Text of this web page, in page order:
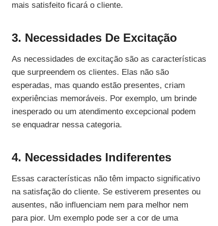
mais satisfeito ficará o cliente.
3. Necessidades De Excitação
As necessidades de excitação são as características
que surpreendem os clientes. Elas não são
esperadas, mas quando estão presentes, criam
experiências memoráveis. Por exemplo, um brinde
inesperado ou um atendimento excepcional podem
se enquadrar nessa categoria.
4. Necessidades Indiferentes
Essas características não têm impacto significativo
na satisfação do cliente. Se estiverem presentes ou
ausentes, não influenciam nem para melhor nem
para pior. Um exemplo pode ser a cor de uma